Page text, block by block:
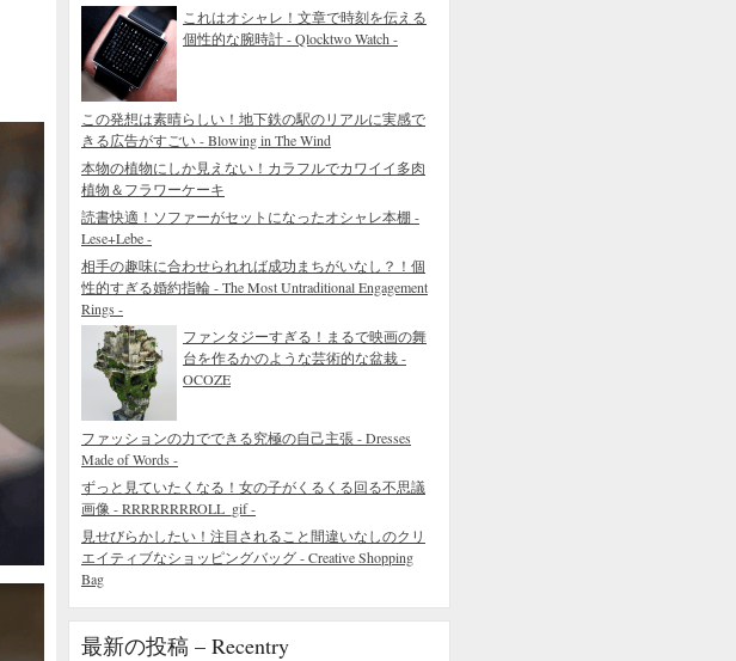
これはオシャレ！文章で時刻を伝える
個性的な腕時計 - Qlocktwo Watch -
この発想は素晴らしい！地下鉄の駅のリアルに実感で
きる広告がすごい - Blowing in The Wind
本物の植物にしか見えない！カラフルでカワイイ多肉
植物＆フラワーケーキ
読書快適！ソファーがセットになったオシャレ本棚 -
Lese+Lebe -
相手の趣味に合わせられれば成功まちがいなし？！個
性的すぎる婚約指輪 - The Most Untraditional Engagement
Rings -
ファンタジーすぎる！まるで映画の舞
台を作るかのような芸術的な盆栽 -
OCOZE
ファッションの力でできる究極の自己主張 - Dresses
Made of Words -
ずっと見ていたくなる！女の子がくるくる回る不思議
画像 - RRRRRRRROLL_gif -
見せびらかしたい！注目されること間違いなしのクリ
エイティブなショッピングバッグ - Creative Shopping
Bag
最新の投稿 – Recentry